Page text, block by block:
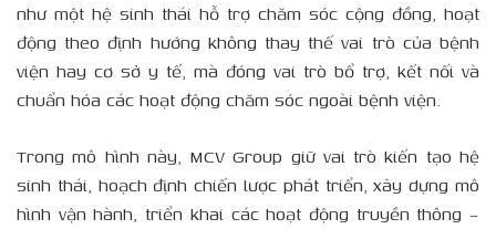
như một hệ sinh thái hỗ trợ chăm sóc cộng đồng, hoạt
động theo định hướng không thay thế vai trò của bệnh
viện hay cơ sở y tế, mà đóng vai trò bổ trợ, kết nối và
chuẩn hóa các hoạt động chăm sóc ngoài bệnh viện.
Trong mô hình này, MCV Group giữ vai trò kiến tạo hệ
sinh thái, hoạch định chiến lược phát triển, xây dựng mô
hình vận hành, triển khai các hoạt động truyền thông –